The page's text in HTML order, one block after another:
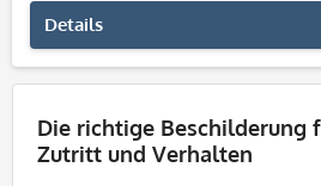
Details
Die richtige Beschilderung
Zutritt und Verhalten